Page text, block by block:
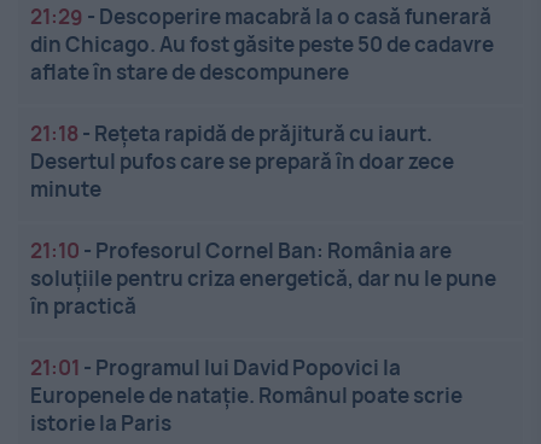
21:29 - Descoperire macabră la o casă funerară
din Chicago. Au fost găsite peste 50 de cadavre
aflate în stare de descompunere
21:18 - Rețeta rapidă de prăjitură cu iaurt.
Desertul pufos care se prepară în doar zece
minute
21:10 - Profesorul Cornel Ban: România are
soluțiile pentru criza energetică, dar nu le pune
în practică
21:01 - Programul lui David Popovici la
Europenele de natație. Românul poate scrie
istorie la Paris